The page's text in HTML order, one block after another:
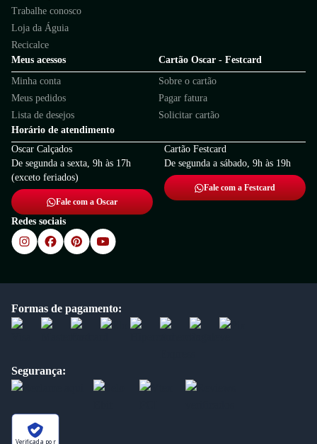
Trabalhe conosco
Loja da Águia
Recicalce
Meus acessos
Minha conta
Meus pedidos
Lista de desejos
Cartão Oscar - Festcard
Sobre o cartão
Pagar fatura
Solicitar cartão
Horário de atendimento
Oscar Calçados
De segunda a sexta, 9h às 17h
(exceto feriados)
Fale com a Oscar
Cartão Festcard
De segunda a sábado, 9h às 19h
Fale com a Festcard
Redes sociais
Formas de pagamento:
Segurança:
Verificada por